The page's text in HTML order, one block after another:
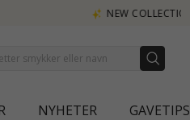
NYHETER GAVETIPS